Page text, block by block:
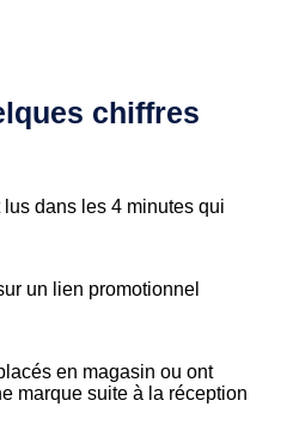
chiffres
dans les 4 minutes qui
un lien promotionnel
en magasin ou ont
marque suite à la réception